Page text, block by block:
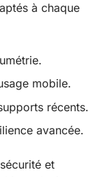
à chaque
mobile.
récents.
avancée.
et